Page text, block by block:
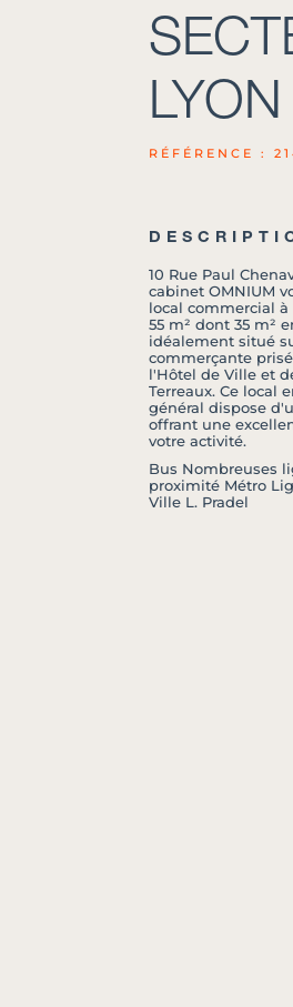
RÉFÉRENCE :
10 Rue Paul
cabinet OMNIUM
local commercial à
55 m² dont 35 m²
idéalement situé
commerçante
l'Hôtel de Ville et
Terreaux. Ce local
général dispose
offrant une
votre activité.
Bus Nombreuses
proximité Métro
Ville L. Pradel